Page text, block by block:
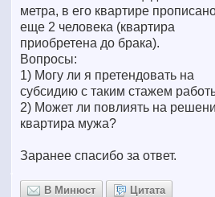
метра, в его квартире
еще 2 человека (квартира
приобретена до брака).
Вопросы:
1) Могу ли я претендовать на
субсидию с таким стажем
2) Может ли повлиять на
квартира мужа?
Заранее спасибо за ответ.
В Минюст
Цитата